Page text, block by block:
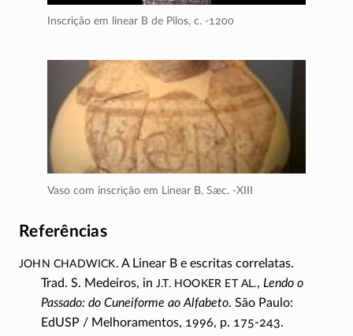
Inscrição em linear B de Pilos, c. -1200
Vaso com inscrição em Linear B, Sæc. -XIII
Referências
John Chadwick. A Linear B e escritas correlatas.
Trad. S. Medeiros, in J.T. Hooker et al., Lendo o
Passado: do Cuneiforme ao Alfabeto. São Paulo:
EdUSP / Melhoramentos, 1996, p. 175-243.